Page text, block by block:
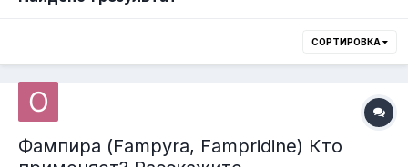
СОРТИРОВКА
Фампира (Fampyra, Fampridine) Кто